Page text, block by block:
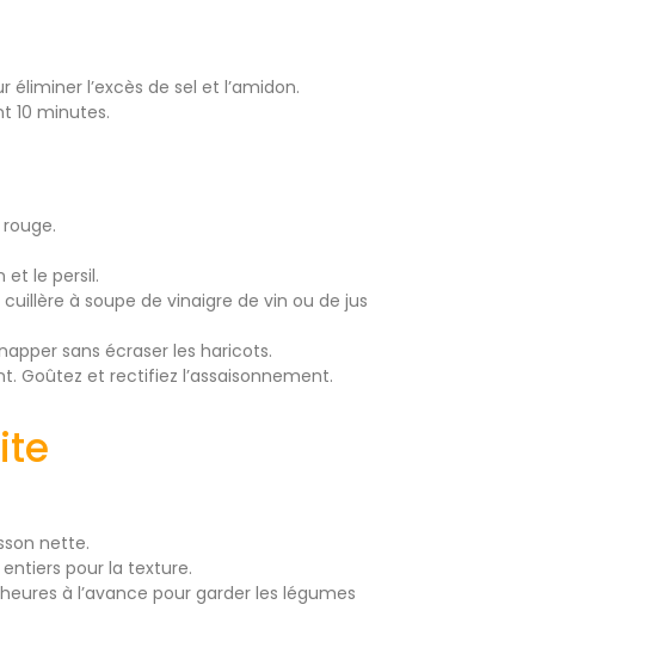
l’excès de sel et l’amidon.
10 minutes.
et le persil.
cuillère à soupe de vinaigre de vin ou de jus
sans écraser les haricots.
Goûtez et rectifiez l’assaisonnement.
nette.
pour la texture.
à l’avance pour garder les légumes